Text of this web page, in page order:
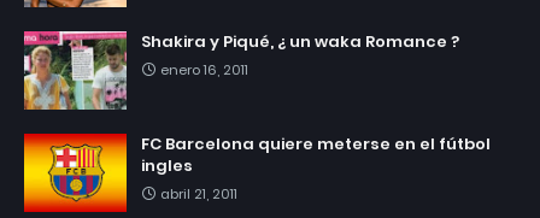
Shakira y Piqué, ¿ un waka Romance ?
enero 16, 2011
FC Barcelona quiere meterse en el fútbol
ingles
abril 21, 2011